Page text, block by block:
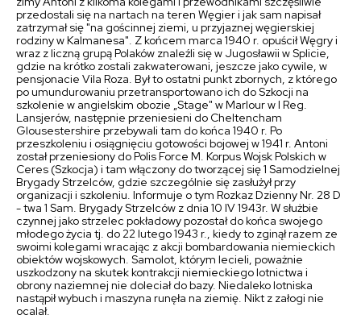
przedostali się na nartach na teren Węgier i jak sam napisał
zatrzymał się "na gościnnej ziemi, u przyjaznej węgierskiej
rodziny w Kalmanesa". Z końcem marca 1940 r. opuścił Węgry i
wraz z liczną grupą Polaków znaleźli się w Jugosławii w Splicie,
gdzie na krótko zostali zakwaterowani, jeszcze jako cywile, w
pensjonacie Vila Roza. Był to ostatni punkt zbornych, z którego
po umundurowaniu przetransportowano ich do Szkocji na
szkolenie w angielskim obozie „Stage" w Marlour w I Reg.
Lansjerów, następnie przeniesieni do Cheltencham
Glousestershire przebywali tam do końca 1940 r. Po
przeszkoleniu i osiągnięciu gotowości bojowej w 1941 r. Antoni
został przeniesiony do Polis Force M. Korpus Wojsk Polskich w
Ceres (Szkocja) i tam włączony do tworzącej się 1 Samodzielnej
Brygady Strzelców, gdzie szczególnie się zasłużył przy
organizacji i szkoleniu. Informuje o tym Rozkaz Dzienny Nr. 28 D
- twa 1 Sam. Brygady Strzelców z dnia 10 IV 1943r. W służbie
czynnej jako strzelec pokładowy pozostał do końca swojego
młodego życia tj. do 22 lutego 1943 r., kiedy to zginął razem ze
swoimi kolegami wracając z akcji bombardowania niemieckich
obiektów wojskowych. Samolot, którym lecieli, poważnie
uszkodzony na skutek kontrakcji niemieckiego lotnictwa i
obrony naziemnej nie doleciał do bazy. Niedaleko lotniska
nastąpił wybuch i maszyna runęła na ziemię. Nikt z załogi nie
ocalał.